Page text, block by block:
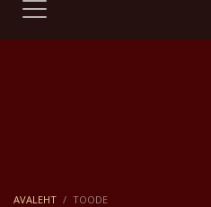
AVALEHT TOODE